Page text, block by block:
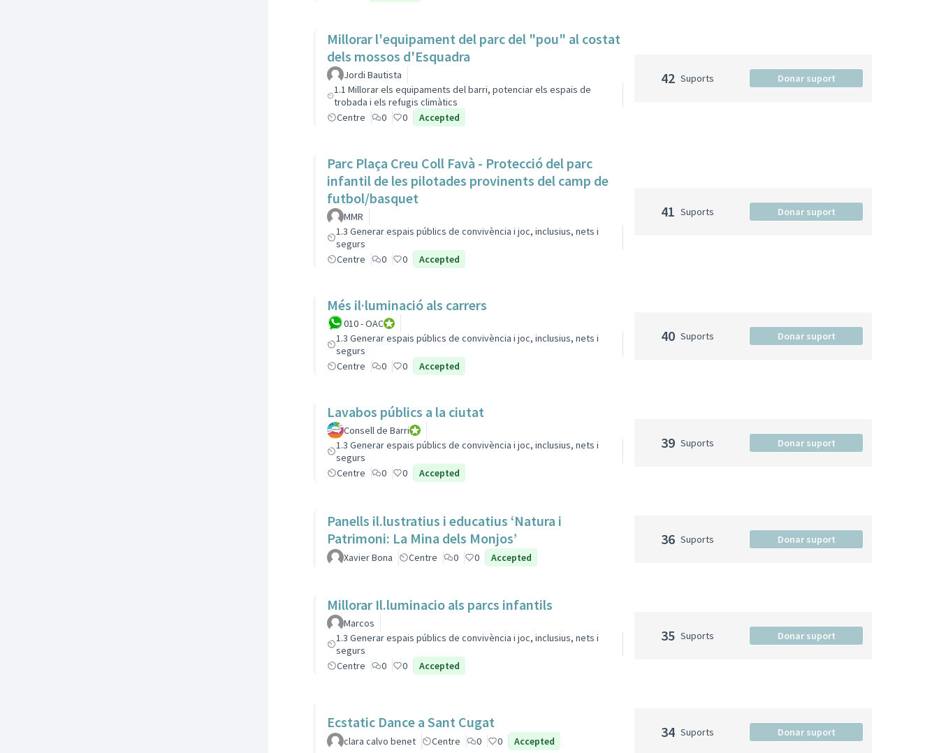
Millorar l'equipament del parc del "pou" al costat
dels mossos d'Esquadra
Jordi Bautista
1.1 Millorar els equipaments del barri, potenciar els espais de
trobada i els refugis climàtics
Centre
0 0 Accepted
42 Suports Donar suport
Parc Plaça Creu Coll Favà - Protecció del parc
infantil de les pilotades provinents del camp de
futbol/basquet
MMR
1.3 Generar espais públics de convivència i joc, inclusius, nets i
segurs
Centre
0 0 Accepted
41 Suports Donar suport
Més il·luminació als carrers
010 - OAC010 - Oficina d'Atenció Ciutadana
1.3 Generar espais públics de convivència i joc, inclusius, nets i
segurs
Centre
0 0 Accepted
40 Suports Donar suport
Lavabos públics a la ciutat
Consell de BarriConsell de Barri
1.3 Generar espais públics de convivència i joc, inclusius, nets i
segurs
Centre
0 0 Accepted
39 Suports Donar suport
Panells il.lustratius i educatius ‘Natura i
Patrimoni: La Mina dels Monjos’
Xavier Bona Centre 0 0 Accepted
36 Suports Donar suport
Millorar Il.luminacio als parcs infantils
Marcos
1.3 Generar espais públics de convivència i joc, inclusius, nets i
segurs
Centre
0 0 Accepted
35 Suports Donar suport
Ecstatic Dance a Sant Cugat
clara calvo benet Centre 0 0 Accepted
34 Suports Donar suport